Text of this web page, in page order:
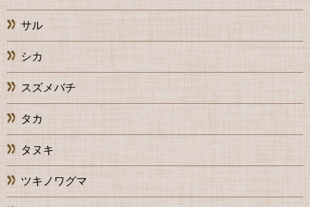
サル
シカ
スズメバチ
タカ
タヌキ
ツキノワグマ